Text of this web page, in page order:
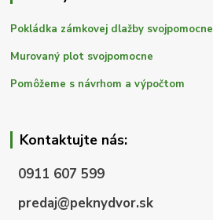
Pokládka zámkovej dlažby svojpomocne
Murovaný plot svojpomocne
Pomôžeme s návrhom a výpočtom
Kontaktujte nás:
0911 607 599
predaj@peknydvor.sk